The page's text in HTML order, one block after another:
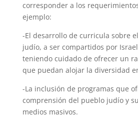
corresponder a los
ejemplo:
-El desarrollo de curricula sobre
judío, a ser compartidos por
teniendo cuidado de ofrecer un
que puedan alojar la diversidad
-La inclusión de programas que
comprensión del pueblo judío y
medios masivos.